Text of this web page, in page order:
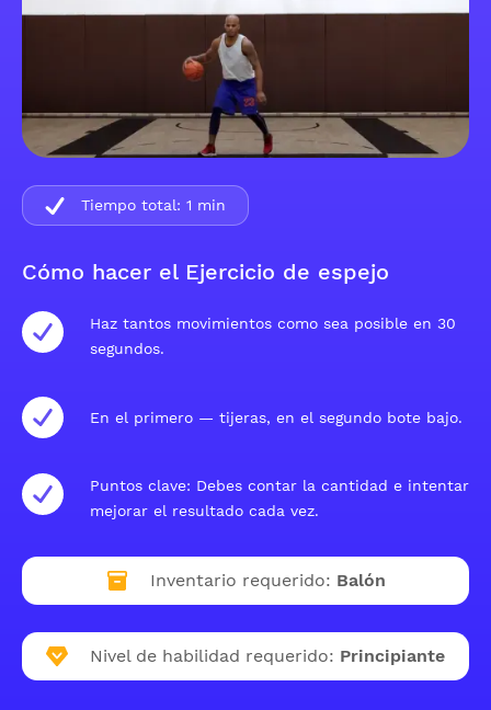
Cómo hacer el Ejercicio de espejo
Haz tantos movimientos como sea posible en 30
segundos.
En el primero — tijeras, en el segundo bote bajo.
Puntos clave: Debes contar la cantidad e intentar
mejorar el resultado cada vez.
Inventario requerido: Balón
Nivel de habilidad requerido: Principiante
Tiempo total: 1 min